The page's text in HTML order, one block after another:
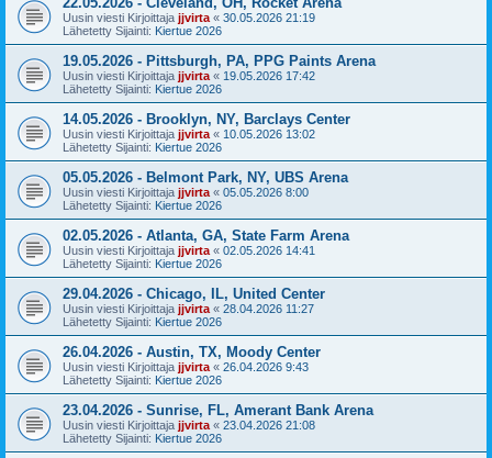
Uusin viesti Kirjoittaja jjvirta « 30.05.2026 21:19
Lähetetty Sijainti: Kiertue 2026
19.05.2026 - Pittsburgh, PA, PPG Paints Arena
Uusin viesti Kirjoittaja jjvirta « 19.05.2026 17:42
Lähetetty Sijainti: Kiertue 2026
14.05.2026 - Brooklyn, NY, Barclays Center
Uusin viesti Kirjoittaja jjvirta « 10.05.2026 13:02
Lähetetty Sijainti: Kiertue 2026
05.05.2026 - Belmont Park, NY, UBS Arena
Uusin viesti Kirjoittaja jjvirta « 05.05.2026 8:00
Lähetetty Sijainti: Kiertue 2026
02.05.2026 - Atlanta, GA, State Farm Arena
Uusin viesti Kirjoittaja jjvirta « 02.05.2026 14:41
Lähetetty Sijainti: Kiertue 2026
29.04.2026 - Chicago, IL, United Center
Uusin viesti Kirjoittaja jjvirta « 28.04.2026 11:27
Lähetetty Sijainti: Kiertue 2026
26.04.2026 - Austin, TX, Moody Center
Uusin viesti Kirjoittaja jjvirta « 26.04.2026 9:43
Lähetetty Sijainti: Kiertue 2026
23.04.2026 - Sunrise, FL, Amerant Bank Arena
Uusin viesti Kirjoittaja jjvirta « 23.04.2026 21:08
Lähetetty Sijainti: Kiertue 2026